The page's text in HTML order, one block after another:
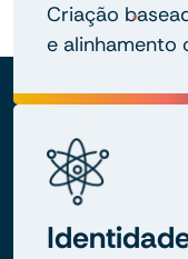
Criação
e alinhamento